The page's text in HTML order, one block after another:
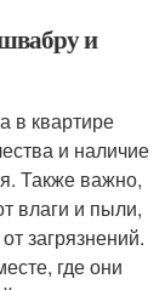
и
в квартире
и наличие
Также важно,
влаги и пыли,
загрязнений.
где они